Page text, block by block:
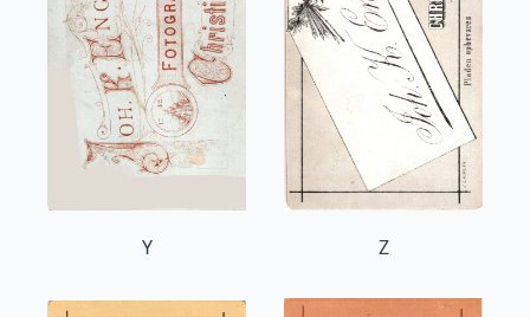
Y Z